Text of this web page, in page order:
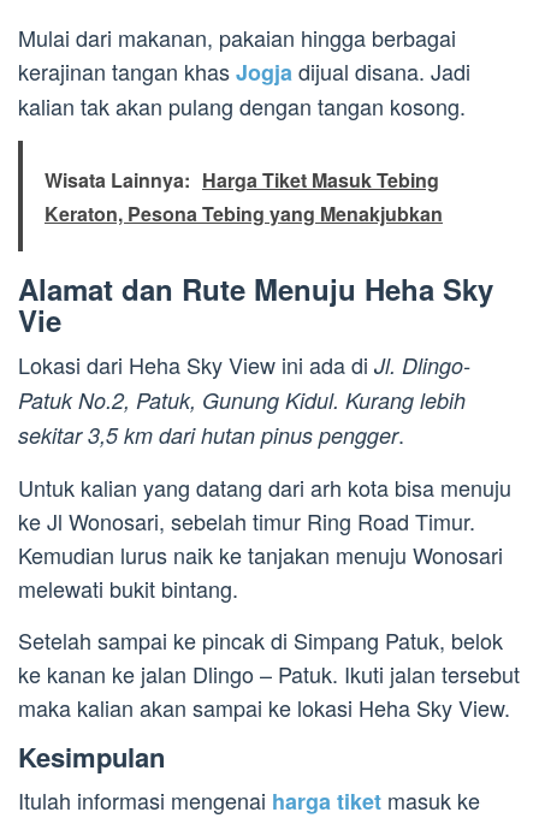
Mulai dari makanan, pakaian hingga berbagai
kerajinan tangan khasJogjadijual disana. Jadi
kalian tak akan pulang dengan tangan kosong.
Wisata Lainnya: Harga Tiket Masuk Tebing
Keraton, Pesona Tebing yang Menakjubkan
Alamat dan Rute Menuju Heha Sky
Vie
Lokasi dari Heha Sky View ini ada di Jl. Dlingo-
Patuk No.2, Patuk, Gunung Kidul. Kurang lebih
sekitar 3,5 km dari hutan pinus pengger.
Untuk kalian yang datang dari arh kota bisa menuju
ke Jl Wonosari, sebelah timur Ring Road Timur.
Kemudian lurus naik ke tanjakan menuju Wonosari
melewati bukit bintang.
Setelah sampai ke pincak di Simpang Patuk, belok
ke kanan ke jalan Dlingo – Patuk. Ikuti jalan tersebut
maka kalian akan sampai ke lokasi Heha Sky View.
Kesimpulan
Itulah informasi mengenai harga tiket masuk ke